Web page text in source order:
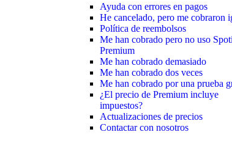
Ayuda con errores en pagos
He cancelado, pero me cobraron
Política de reembolsos
Me han cobrado pero no uso
Premium
Me han cobrado demasiado
Me han cobrado dos veces
Me han cobrado por una prueba
¿El precio de Premium incluye
impuestos?
Actualizaciones de precios
Contactar con nosotros